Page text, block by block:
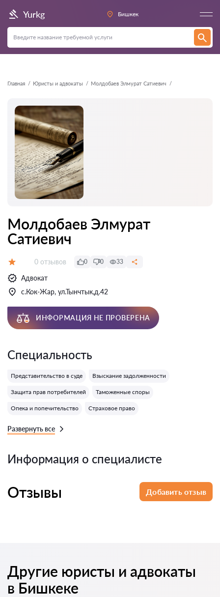
Yurkg Бишкек
Главная Юристы и адвокаты Молдобаев Элмурат Сатиевич
Назад
Молдобаев Элмурат
Сатиевич
Отзывов:
0 отзывов 0 0 33
Адвокат
с.Кок-Жар, ул.Тынчтык,д.42
ИНФОРМАЦИЯ НЕ ПРОВЕРЕНА
Специальность
Представительство в суде Взыскание задолженности
Защита прав потребителей Таможенные споры
Опека и попечительство Страховое право
Развернуть все
Информация о специалисте
Отзывы Добавить отзыв
Другие юристы и адвокаты
в Бишкеке